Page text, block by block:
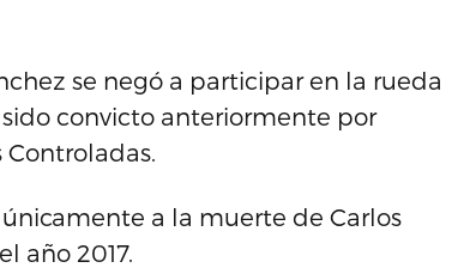
se negó a participar en la rueda
convicto anteriormente por
Controladas.
a la muerte de Carlos
año 2017.